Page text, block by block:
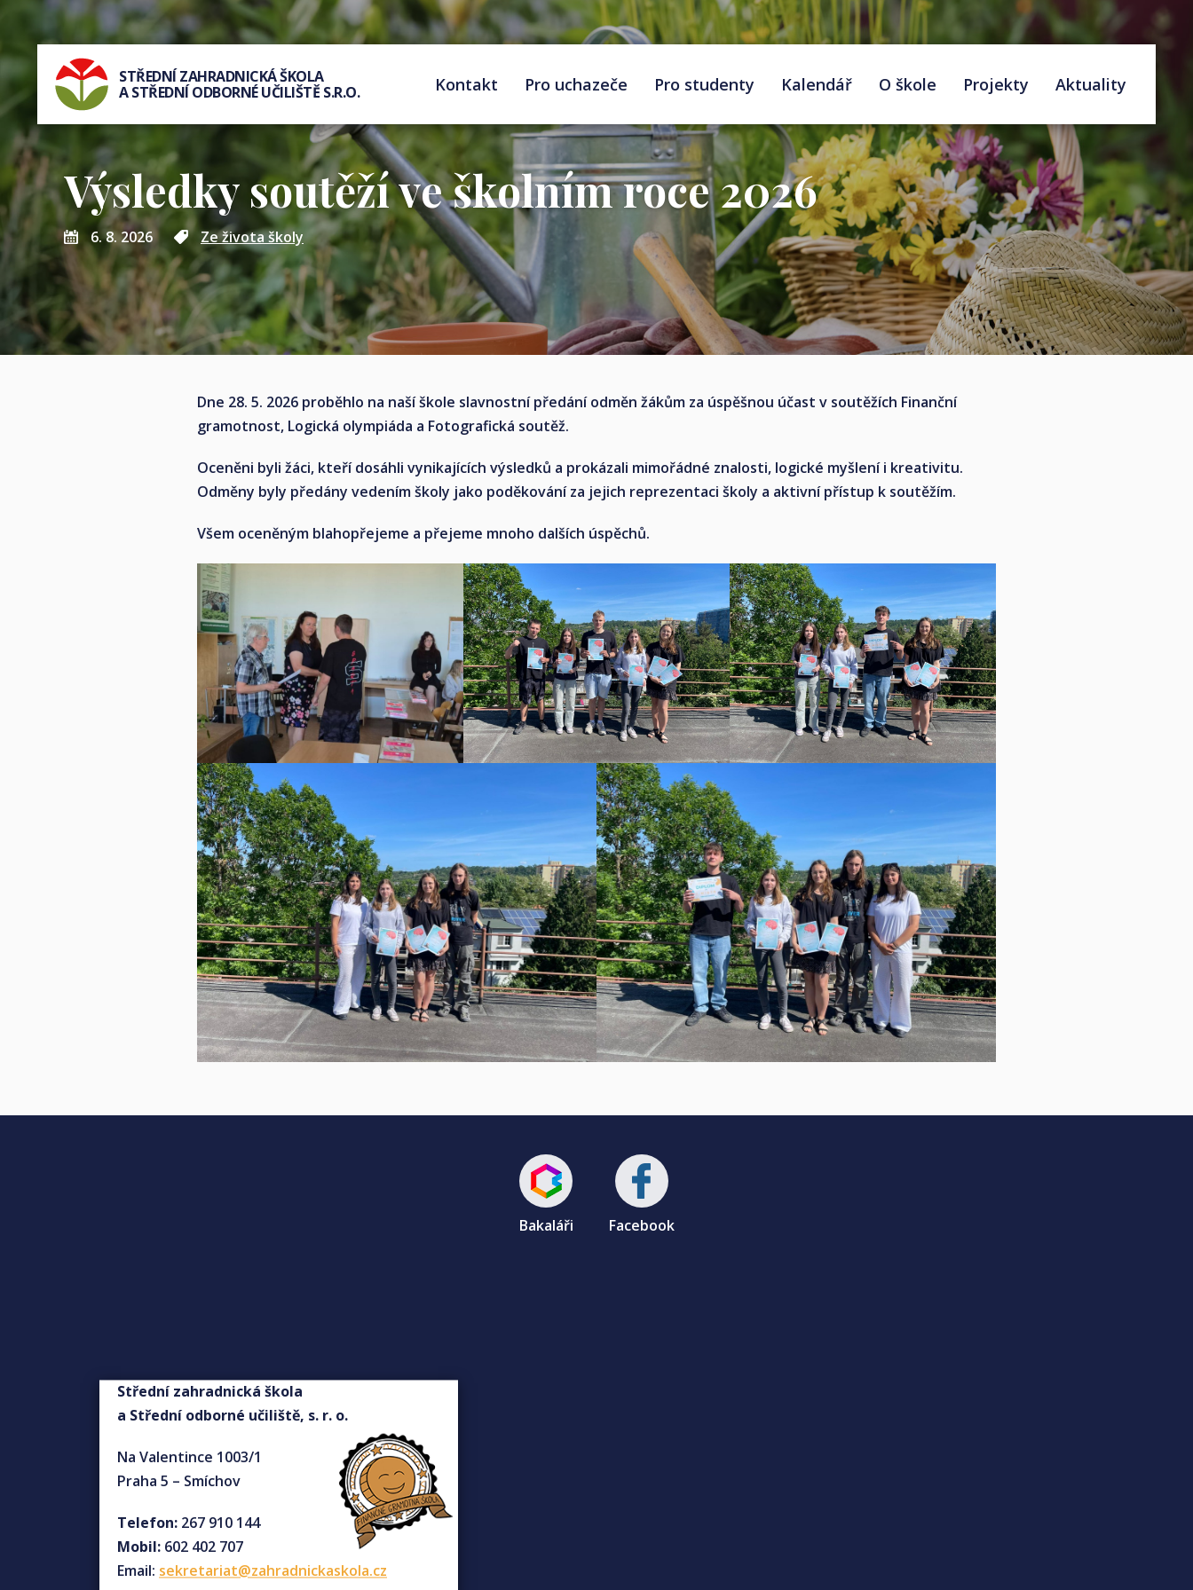
STŘEDNÍ ZAHRADNICKÁ ŠKOLA
A STŘEDNÍ ODBORNÉ UČILIŠTĚ S.R.O.
Kontakt Pro uchazeče Pro studenty Kalendář O škole Projekty Aktuality
Výsledky soutěží ve školním roce 2026
6. 8. 2026 Ze života školy
Dne 28. 5. 2026 proběhlo na naší škole slavnostní předání odměn žákům za úspěšnou účast v soutěžích Finanční
gramotnost, Logická olympiáda a Fotografická soutěž.
Oceněni byli žáci, kteří dosáhli vynikajících výsledků a prokázali mimořádné znalosti, logické myšlení i kreativitu.
Odměny byly předány vedením školy jako poděkování za jejich reprezentaci školy a aktivní přístup k soutěžím.
Všem oceněným blahopřejeme a přejeme mnoho dalších úspěchů.
Bakaláři Facebook
Střední zahradnická škola
a Střední odborné učiliště, s. r. o.
Na Valentince 1003/1
Praha 5 – Smíchov
Telefon: 267 910 144
Mobil: 602 402 707
Email: sekretariat@zahradnickaskola.cz